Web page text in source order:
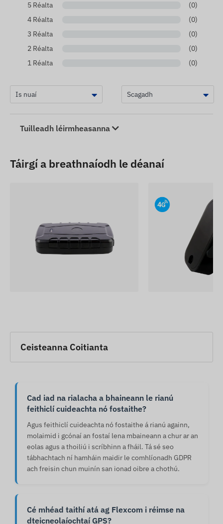
5 Réalta
(0)
4 Réalta
(0)
3 Réalta
(0)
2 Réalta
(0)
1 Réalta
(0)
Tuilleadh léirmheasanna
Táirgí a breathnaíodh le déanaí
Ceisteanna Coitianta
Cad iad na rialacha a bhaineann le rianú
feithiclí cuideachta nó fostaithe?
Agus feithiclí cuideachta nó fostaithe á rianú againn,
molaimid i gcónaí an fostaí lena mbaineann a chur ar an
eolas agus a thoiliú i scríbhinn a fháil. Tá sé seo
tábhachtach ní hamháin maidir le comhlíonadh GDPR
ach freisin chun muinín san ionad oibre a chothú.
Cé mhéad taithí atá ag Flexcom i réimse na
dteicneolaíochtaí GPS?